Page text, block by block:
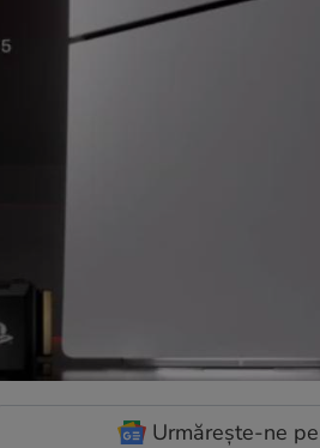
Urmărește-ne